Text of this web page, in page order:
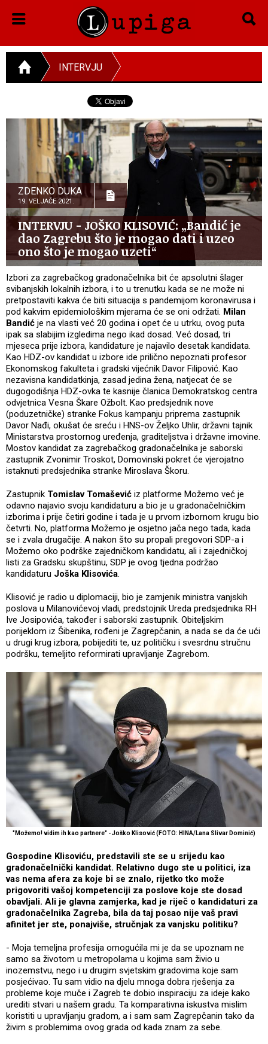
INTERVJU
ZDENKO DUKA
19. VELJAČE 2021.
INTERVJU - JOŠKO KLISOVIĆ: „Bandić je
dao Zagrebu što je mogao dati i uzeo
ono što je mogao uzeti“
Izbori za zagrebačkog gradonačelnika bit će apsolutni šlager
svibanjskih lokalnih izbora, i to u trenutku kada se ne može ni
pretpostaviti kakva će biti situacija s pandemijom koronavirusa i
pod kakvim epidemiološkim mjerama će se oni održati. Milan
Bandić je na vlasti već 20 godina i opet će u utrku, ovog puta
ipak sa slabijim izgledima nego ikad dosad. Već dosad, tri
mjeseca prije izbora, kandidature je najavilo desetak kandidata.
Kao HDZ-ov kandidat u izbore ide prilično nepoznati profesor
Ekonomskog fakulteta i gradski vijećnik Davor Filipović. Kao
nezavisna kandidatkinja, zasad jedina žena, natjecat će se
dugogodišnja HDZ-ovka te kasnije članica Demokratskog centra
odvjetnica Vesna Škare Ožbolt. Kao predsjednik nove
(poduzetničke) stranke Fokus kampanju priprema zastupnik
Davor Nađi, okušat će sreću i HNS-ov Željko Uhlir, državni tajnik
Ministarstva prostornog uređenja, graditeljstva i državne imovine.
Mostov kandidat za zagrebačkog gradonačelnika je saborski
zastupnik Zvonimir Troskot, Domovinski pokret će vjerojatno
istaknuti predsjednika stranke Miroslava Škoru.
Zastupnik Tomislav Tomašević iz platforme Možemo već je
odavno najavio svoju kandidaturu a bio je u gradonačelničkim
izborima i prije četiri godine i tada je u prvom izbornom krugu bio
četvrti. No, platforma Možemo je osjetno jača nego tada, kada
se i zvala drugačije. A nakon što su propali pregovori SDP-a i
Možemo oko podrške zajedničkom kandidatu, ali i zajedničkoj
listi za Gradsku skupštinu, SDP je ovog tjedna podržao
kandidaturu Joška Klisovića.
Klisović je radio u diplomaciji, bio je zamjenik ministra vanjskih
poslova u Milanovićevoj vladi, predstojnik Ureda predsjednika RH
Ive Josipovića, također i saborski zastupnik. Obiteljskim
porijeklom iz Šibenika, rođeni je Zagrepčanin, a nada se da će ući
u drugi krug izbora, pobijediti te, uz političku i svesrdnu stručnu
podršku, temeljito reformirati upravljanje Zagrebom.
"Možemo! vidim ih kao partnere" - Joško Klisović (FOTO: HINA/Lana Slivar Dominić)
Gospodine Klisoviću, predstavili ste se u srijedu kao
gradonačelnički kandidat. Relativno dugo ste u politici, iza
vas nema afera za koje bi se znalo, rijetko tko može
prigovoriti vašoj kompetenciji za poslove koje ste dosad
obavljali. Ali je glavna zamjerka, kad je riječ o kandidaturi za
gradonačelnika Zagreba, bila da taj posao nije vaš pravi
afinitet jer ste, ponajviše, stručnjak za vanjsku politiku?
- Moja temeljna profesija omogućila mi je da se upoznam ne
samo sa životom u metropolama u kojima sam živio u
inozemstvu, nego i u drugim svjetskim gradovima koje sam
posjećivao. Tu sam vidio na djelu mnoga dobra rješenja za
probleme koje muče i Zagreb te dobio inspiraciju za ideje kako
urediti stvari u našem gradu. Ta komparativna iskustva mislim
koristiti u upravljanju gradom, a i sam sam Zagrepčanin tako da
živim s problemima ovog grada od kada znam za sebe.